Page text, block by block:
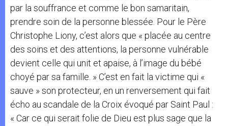
par la souffrance et comme le bon samaritain,
prendre soin de la personne blessée. Pour le Père
Christophe Liony, c’est alors que « placée au centre
des soins et des attentions, la personne vulnérable
devient celle qui unit et apaise, à l’image du bébé
choyé par sa famille. » C’est en fait la victime qui «
sauve » son protecteur, en un renversement qui fait
écho au scandale de la Croix évoqué par Saint Paul :
« Car ce qui serait folie de Dieu est plus sage que la